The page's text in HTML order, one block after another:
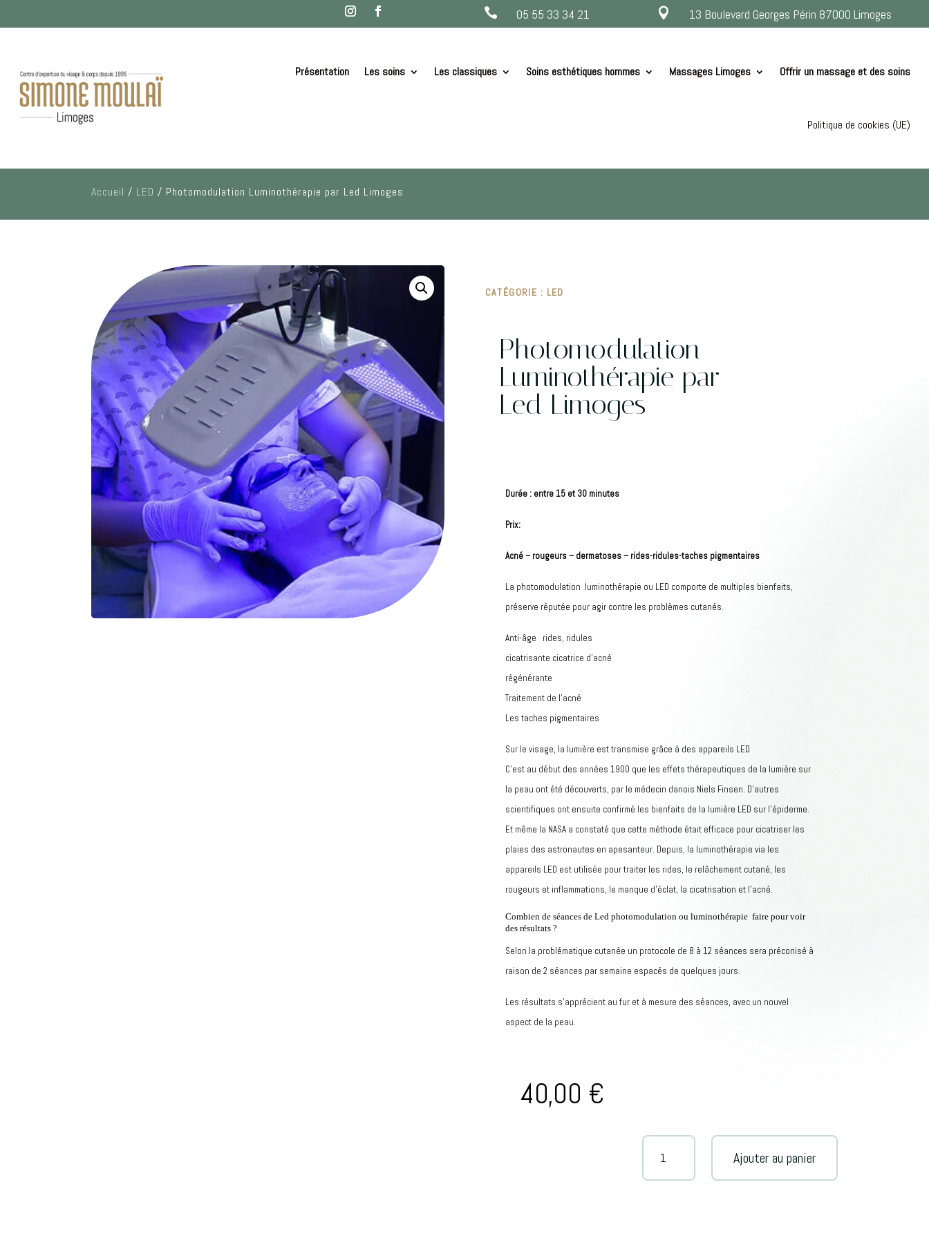
 05 55 33 34 21  13 Boulevard Georges Périn 87000 Limoges
Présentation Les soins Les classiques Soins esthétiques hommes Massages Limoges Offrir un massage et des soins
Politique de cookies (UE)
Accueil / LED / Photomodulation Luminothérapie par Led Limoges
CATÉGORIE : LED
Photomodulation
Luminothérapie par
Led Limoges
Durée : entre 15 et 30 minutes
Prix:
Acné – rougeurs – dermatoses – rides-ridules-taches pigmentaires
La photomodulation luminothérapie ou LED comporte de multiples bienfaits,
préserve réputée pour agir contre les problèmes cutanés.
Anti-âge rides, ridules
cicatrisante cicatrice d’acné
régénérante
Traitement de l’acné
Les taches pigmentaires
Sur le visage, la lumière est transmise grâce à des appareils LED
C’est au début des années 1900 que les effets thérapeutiques de la lumière sur
la peau ont été découverts, par le médecin danois Niels Finsen. D’autres
scientifiques ont ensuite confirmé les bienfaits de la lumière LED sur l’épiderme.
Et même la NASA a constaté que cette méthode était efficace pour cicatriser les
plaies des astronautes en apesanteur. Depuis, la luminothérapie via les
appareils LED est utilisée pour traiter les rides, le relâchement cutané, les
rougeurs et inflammations, le manque d’éclat, la cicatrisation et l’acné.
Combien de séances de Led photomodulation ou luminothérapie faire pour voir
des résultats ?
Selon la problématique cutanée un protocole de 8 à 12 séances sera préconisé à
raison de 2 séances par semaine espacés de quelques jours.
Les résultats s’apprécient au fur et à mesure des séances, avec un nouvel
aspect de la peau.
40,00 €
quantité
Photomodulation
Ajouter au panier
t